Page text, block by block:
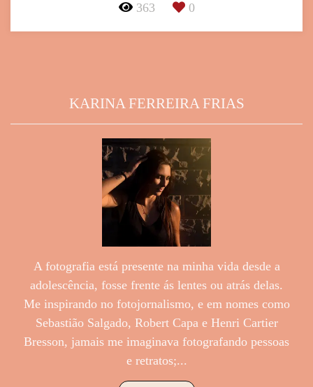
363 0
KARINA FERREIRA FRIAS
A fotografia está presente na minha vida desde a
adolescência, fosse frente ás lentes ou atrás delas.
Me inspirando no fotojornalismo, e em nomes como
Sebastião Salgado, Robert Capa e Henri Cartier
Bresson, jamais me imaginava fotografando pessoas
e retratos;...